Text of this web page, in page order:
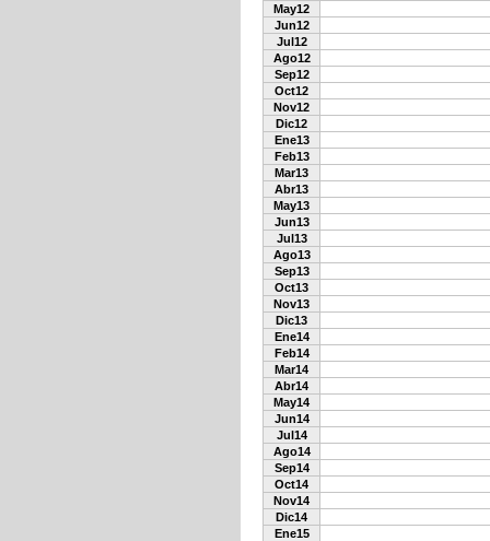
May12
Jun12
Jul12
Ago12
Sep12
Oct12
Nov12
Dic12
Ene13
Feb13
Mar13
Abr13
May13
Jun13
Jul13
Ago13
Sep13
Oct13
Nov13
Dic13
Ene14
Feb14
Mar14
Abr14
May14
Jun14
Jul14
Ago14
Sep14
Oct14
Nov14
Dic14
Ene15